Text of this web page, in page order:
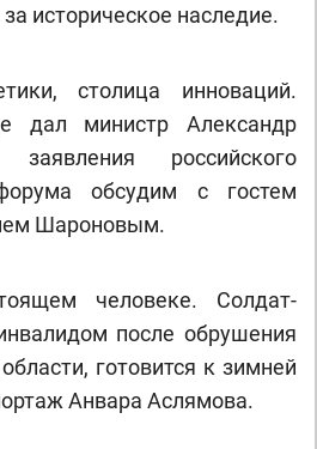
историческое наследие.
столица инноваций.
дал министр Александр
российского
форума обсудим с гостем
Шароновым.
человеке. Солдат-
после обрушения
готовится к зимней
Анвара Аслямова.